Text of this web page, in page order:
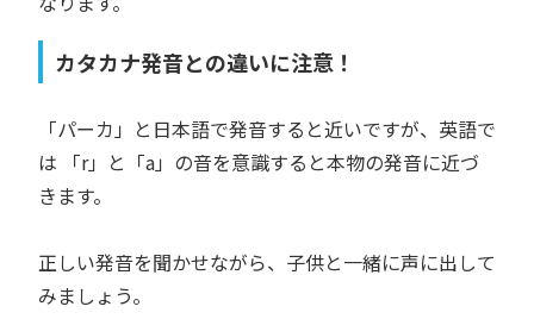
カタカナ発音との違いに注意！
「パーカ」と日本語で発音すると近いですが、英語で
は 「r」と「a」の音を意識すると本物の発音に近づ
きます。
正しい発音を聞かせながら、子供と一緒に声に出して
みましょう。